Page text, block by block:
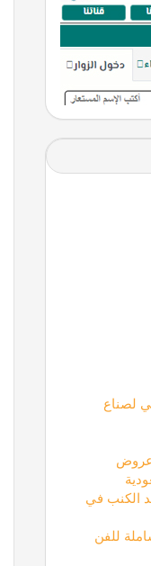
لصناع
عروض
الكنب في
للفن